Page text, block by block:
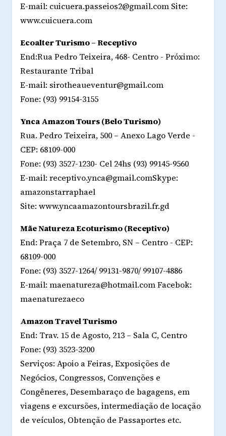
E-mail: cuicuera.passeios2@gmail.com Site:
www.cuicuera.com
Ecoalter Turismo – Receptivo
End:Rua Pedro Teixeira, 468- Centro - Próximo:
Restaurante Tribal
E-mail: sirotheaueventur@gmail.com
Fone: (93) 99154-3155
Ynca Amazon Tours (Belo Turismo)
Rua. Pedro Teixeira, 500 – Anexo Lago Verde -
CEP: 68109-000
Fone: (93) 3527-1230- Cel 24hs (93) 99145-9560
E-mail: receptivo.ynca@gmail.comSkype:
amazonstarraphael
Site: www.yncaamazontoursbrazil.fr.gd
Mãe Natureza Ecoturismo (Receptivo)
End: Praça 7 de Setembro, SN – Centro - CEP:
68109-000
Fone: (93) 3527-1264/ 99131-9870/ 99107-4886
E-mail: maenatureza@hotmail.com Facebok:
maenaturezaeco
Amazon Travel Turismo
End: Trav. 15 de Agosto, 213 – Sala C, Centro
Fone: (93) 3523-3200
Serviços: Apoio a Feiras, Exposições de
Negócios, Congressos, Convenções e
Congêneres, Desembaraço de bagagens, em
viagens e excursões, intermediação de locação
de veículos, Obtenção de Passaportes etc.